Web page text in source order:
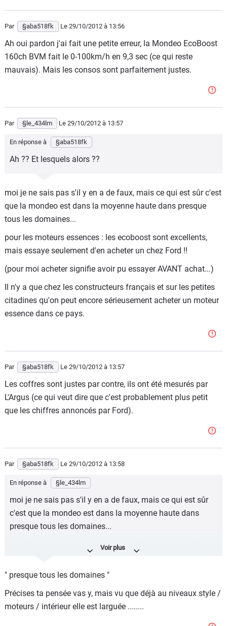
Par §aba518fk Le 29/10/2012 à 13:56
Ah oui pardon j'ai fait une petite erreur, la Mondeo EcoBoost
160ch BVM fait le 0-100km/h en 9,3 sec (ce qui reste
mauvais). Mais les consos sont parfaitement justes.
Par §le_434lm Le 29/10/2012 à 13:57
En réponse à §aba518fk
Ah ?? Et lesquels alors ??
moi je ne sais pas s'il y en a de faux, mais ce qui est sûr c'est
que la mondeo est dans la moyenne haute dans presque
tous les domaines...
pour les moteurs essences : les ecoboost sont excellents,
mais essaye seulement d'en acheter un chez Ford !!
(pour moi acheter signifie avoir pu essayer AVANT achat...)
Il n'y a que chez les constructeurs français et sur les petites
citadines qu'on peut encore sérieusement acheter un moteur
essence dans ce pays.
Par §aba518fk Le 29/10/2012 à 13:57
Les coffres sont justes par contre, ils ont été mesurés par
L'Argus (ce qui veut dire que c'est probablement plus petit
que les chiffres annoncés par Ford).
Par §aba518fk Le 29/10/2012 à 13:58
En réponse à §le_434lm
moi je ne sais pas s'il y en a de faux, mais ce qui est sûr
c'est que la mondeo est dans la moyenne haute dans
presque tous les domaines...
pour les moteurs essences : les ecoboost sont excellents,
(pour moi acheter signifie avoir pu essayer AVANT
achat...)
Il n'y a que chez les constructeurs français et sur les
petites citadines qu'on peut encore sérieusement acheter
" presque tous les domaines "
Précises ta pensée vas y, mais vu que déjà au niveaux style /
moteurs / intérieur elle est larguée ........